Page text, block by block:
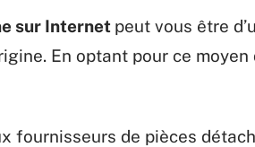
sur Internet peut vous être
En optant pour ce
fournisseurs de pièces